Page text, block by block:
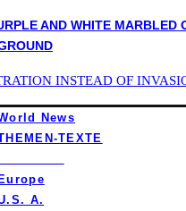
INSTEAD OF
News
TEXTE
Europe
A.